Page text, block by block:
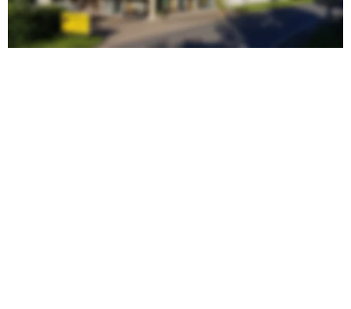
Unsere Webseite bei einem Trauerfall lautet:
https://Bestattungen-Walther.de